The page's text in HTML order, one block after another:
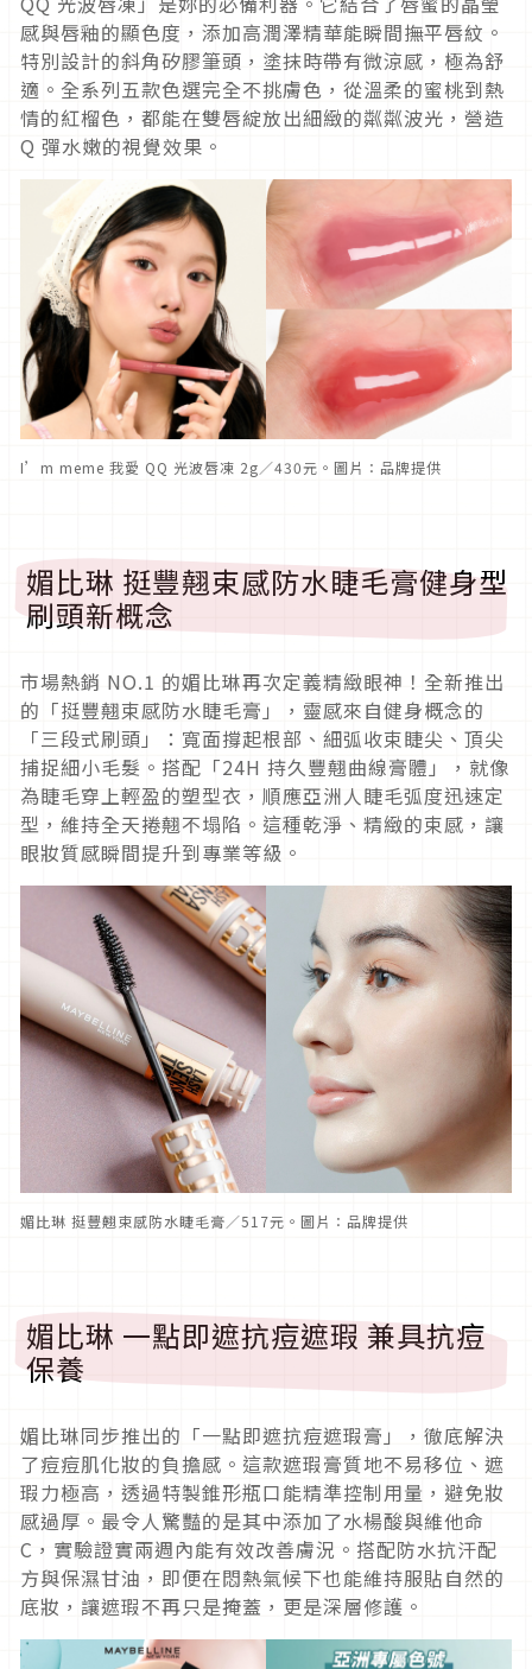
感與唇釉的顯色度，添加高潤澤精華能瞬間撫平唇紋。
特別設計的斜角矽膠筆頭，塗抹時帶有微涼感，極為舒
適。全系列五款色選完全不挑膚色，從溫柔的蜜桃到熱
情的紅榴色，都能在雙唇綻放出細緻的粼粼波光，營造
Q 彈水嫩的視覺效果。
I’m meme 我愛 QQ 光波唇凍 2g／430元。圖片：品牌提供
媚比琳 挺豐翹束感防水睫毛膏健身型
刷頭新概念
市場熱銷 NO.1 的媚比琳再次定義精緻眼神！全新推出
的「挺豐翹束感防水睫毛膏」，靈感來自健身概念的
「三段式刷頭」：寬面撐起根部、細弧收束睫尖、頂尖
捕捉細小毛髮。搭配「24H 持久豐翹曲線膏體」，就像
為睫毛穿上輕盈的塑型衣，順應亞洲人睫毛弧度迅速定
型，維持全天捲翹不塌陷。這種乾淨、精緻的束感，讓
眼妝質感瞬間提升到專業等級。
媚比琳 挺豐翹束感防水睫毛膏／517元。圖片：品牌提供
媚比琳 一點即遮抗痘遮瑕 兼具抗痘
保養
媚比琳同步推出的「一點即遮抗痘遮瑕膏」，徹底解決
了痘痘肌化妝的負擔感。這款遮瑕膏質地不易移位、遮
瑕力極高，透過特製錐形瓶口能精準控制用量，避免妝
感過厚。最令人驚豔的是其中添加了水楊酸與維他命
C，實驗證實兩週內能有效改善膚況。搭配防水抗汗配
方與保濕甘油，即便在悶熱氣候下也能維持服貼自然的
底妝，讓遮瑕不再只是掩蓋，更是深層修護。